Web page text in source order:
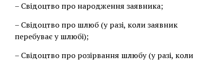
– Свідоцтво про народження заявника;
– Свідоцтво про шлюб (у разі, коли заявник
перебуває у шлюбі);
– Свідоцтво про розірвання шлюбу (у разі, коли